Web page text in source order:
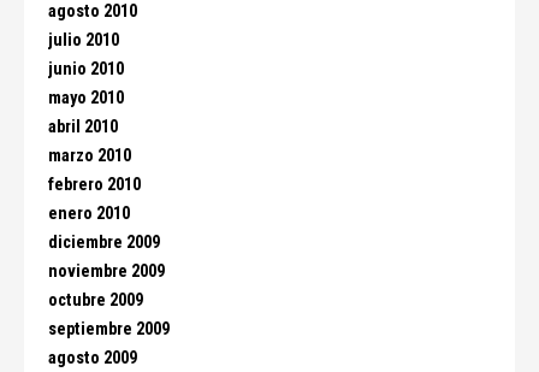
agosto 2010
julio 2010
junio 2010
mayo 2010
abril 2010
marzo 2010
febrero 2010
enero 2010
diciembre 2009
noviembre 2009
octubre 2009
septiembre 2009
agosto 2009